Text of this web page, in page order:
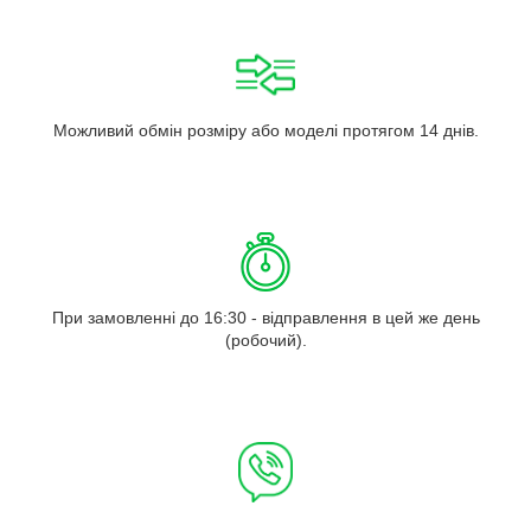
Можливий обмін розміру або моделі протягом 14 днів.
При замовленні до 16:30 - відправлення в цей же день
(робочий).